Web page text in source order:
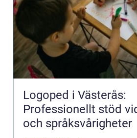
Logoped i Västerås:
Professionellt stöd
och språksvårigheter